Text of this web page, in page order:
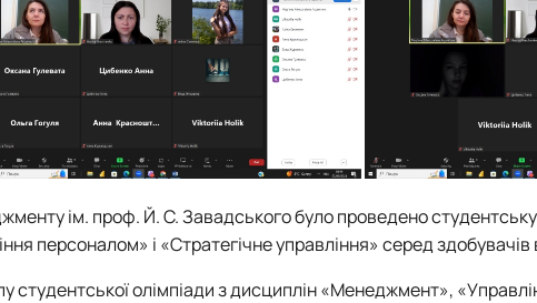
ім. проф. Й. С. Завадського було проведено
персоналом» і «Стратегічне управління» серед здобувачів
студентської олімпіади з дисциплін «Менеджмент»,